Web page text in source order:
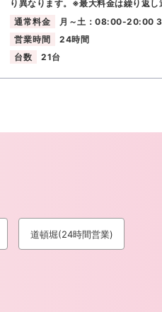
り異なります。※最大料金は繰り返し
通常料金
月～土：08:00-20:00
営業時間
24時間
台数
21台
道頓堀(24時間営業)